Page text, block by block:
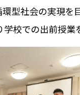
型社会の実現を
学校での出前授業